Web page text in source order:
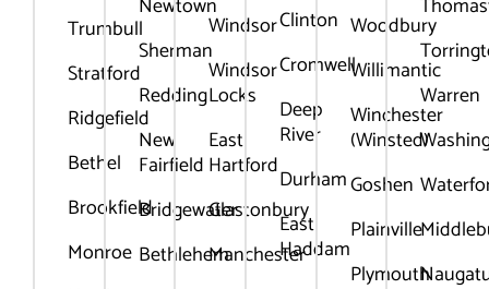
Trumbull
Stratford
Ridgefield
Bethel
Brookfield
Monroe
Newtown
Sherman
Redding
New
Fairfield
Bridgewater
Bethlehem
Windsor
Windsor
Locks
East
Hartford
Glastonbury
Manchester
Clinton
Cromwell
Deep
River
Durham
East
Haddam
Woodbury
Willimantic
Winchester
(Winsted)
Goshen
Plainville
Plymouth
Warren